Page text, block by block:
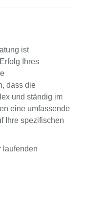
ist
Ihres
dass die
und ständig im
eine umfassende
Ihre spezifischen
laufenden